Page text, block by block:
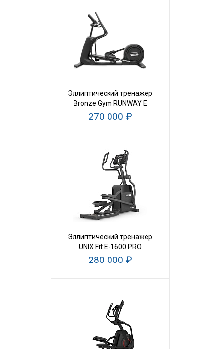
Эллиптический тренажер
Bronze Gym RUNWAY E
270 000 ₽
Эллиптический тренажер
UNIX Fit E-1600 PRO
280 000 ₽